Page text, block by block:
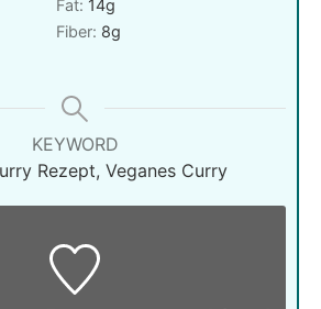
Fat: 14g
Fiber: 8g
KEYWORD
Rezept, Veganes Curry